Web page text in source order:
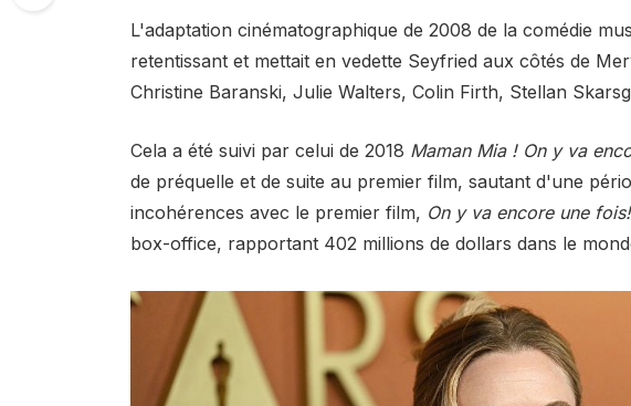
L'adaptation cinématographique de 2008 de la comédie
retentissant et mettait en vedette Seyfried aux côtés de
Christine Baranski, Julie Walters, Colin Firth, Stellan
Cela a été suivi par celui de 2018 Maman Mia ! On y va
de préquelle et de suite au premier film, sautant d'une
incohérences avec le premier film, On y va encore une fois!
box-office, rapportant 402 millions de dollars dans le